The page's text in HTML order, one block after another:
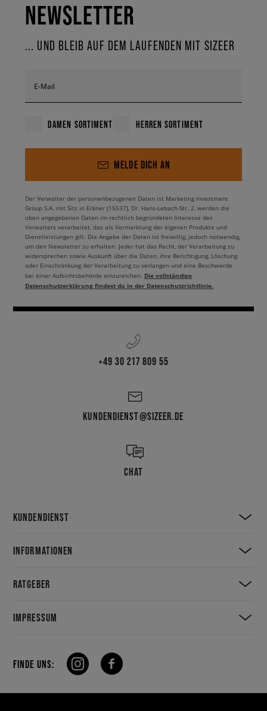
NEWSLETTER
... UND BLEIB AUF DEM LAUFENDEN MIT SIZEER
E-Mail
DAMEN SORTIMENT HERREN SORTIMENT
MELDE DICH AN
Der Verwalter der personenbezogenen Daten ist Marketing Investment
Group S.A. mit Sitz in Erkner (15537), Dr. Hans-Lebach-Str. 2, werden die
oben angegebenen Daten im rechtlich begründeten Interesse des
Verwalters verarbeitet, das als Vermarktung der eigenen Produkte und
Dienstleistungen gilt. Die Angabe der Daten ist freiwillig, jedoch notwendig,
um den Newsletter zu erhalten. Jeder hat das Recht, der Verarbeitung zu
widersprechen sowie Auskunft über die Daten, ihre Berichtigung, Löschung
oder Einschränkung der Verarbeitung zu verlangen und eine Beschwerde
bei einer Aufsichtsbehörde einzureichen. Die vollständige
Datenschutzerklärung findest du in der Datenschutzrichtlinie.
+49 30 217 809 55
KUNDENDIENST@SIZEER.DE
CHAT
KUNDENDIENST
INFORMATIONEN
RATGEBER
IMPRESSUM
FINDE UNS: